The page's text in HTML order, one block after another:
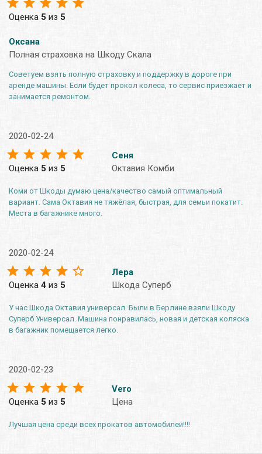
Оценка 5 из 5
Оксана
Полная страховка на Шкоду Скала
Советуем взять полную страховку и поддержку в дороге при
аренде машины. Если будет прокол колеса, то сервис приезжает и
занимается ремонтом.
2020-02-24
Оценка 5 из 5
Сеня
Октавия Комби
Коми от Шкоды думаю цена/качество самый оптимальный
вариант. Сама Октавия не тяжёлая, быстрая, для семьи покатит.
Места в багажнике много.
2020-02-24
Оценка 4 из 5
Лера
Шкода Суперб
У нас Шкода Октавия универсал. Были в Берлине взяли Шкоду
Суперб Универсал. Машина понравилась, новая и детская коляска
в багажник помещается легко.
2020-02-23
Оценка 5 из 5
Vero
Цена
Лучшая цена среди всех прокатов автомобилей!!!!